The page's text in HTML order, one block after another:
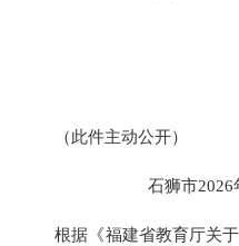
（此件主动公开）
石狮市2026
根据《福建省教育厅关于